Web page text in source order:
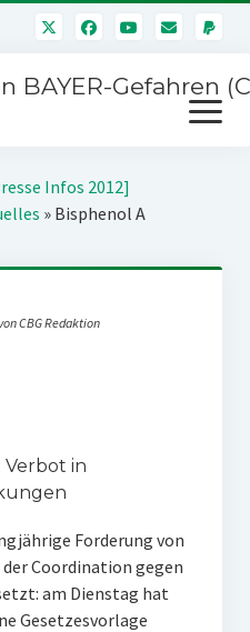
BAYER-Gefahren
Menü
öffnen
Infos 2012]
» Bisphenol A
CBG Redaktion
Verbot in
Forderung von
Coordination gegen
am Dienstag hat
Gesetzesvorlage